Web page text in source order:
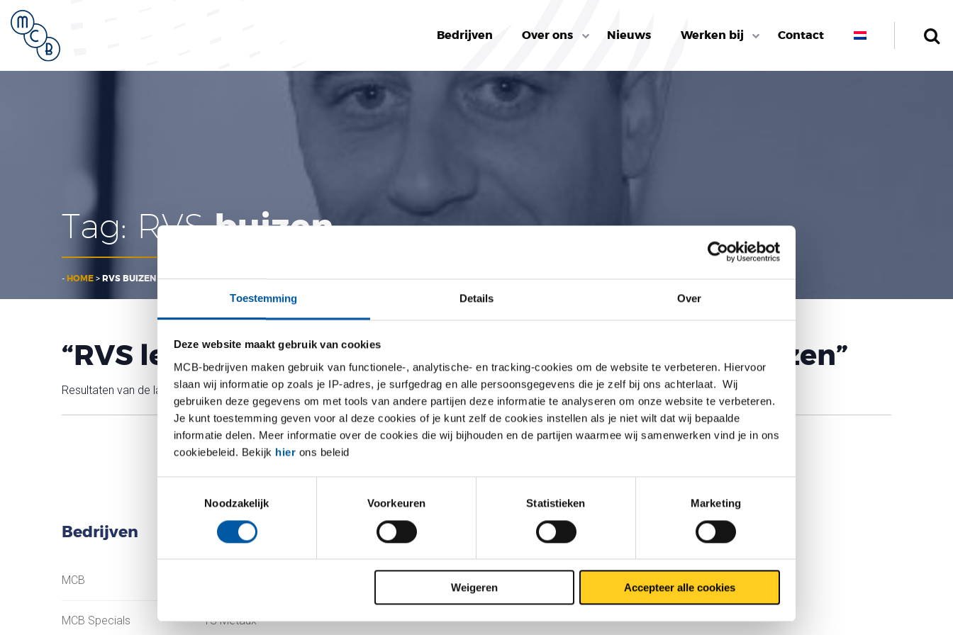
Toestemming Details Over
Deze website maakt gebruik van cookies
MCB-bedrijven maken gebruik van functionele-, analytische- en tracking-cookies om de website te verbeteren. Hiervoor
slaan wij informatie op zoals je IP-adres, je surfgedrag en alle persoonsgegevens die je zelf bij ons achterlaat. Wij
gebruiken deze gegevens om met tools van andere partijen deze informatie te analyseren om onze website te verbeteren.
Je kunt toestemming geven voor al deze cookies of je kunt zelf de cookies instellen als je niet wilt dat wij bepaalde
informatie delen. Meer informatie over de cookies die wij bijhouden en de partijen waarmee wij samenwerken vind je in ons
cookiebeleid. Bekijk hier ons beleid
Noodzakelijk
Voorkeuren Statistieken Marketing
Weigeren Accepteer alle cookies
Bedrijven Over ons Nieuws Werken bij Contact
Tag: RVSbuizen
- HOME > RVS BUIZEN
“RVS leidingwerk kan niet zonder fittingen en flenzen”
Resultaten van de laatste meting.
Bedrijven
MCB
MCB Specials TS Métaux